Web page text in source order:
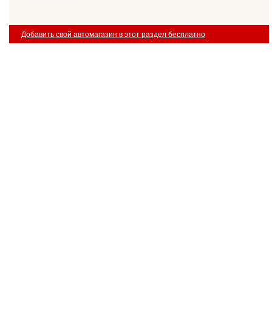
Добавить свой автомагазин в этот раздел бесплатно